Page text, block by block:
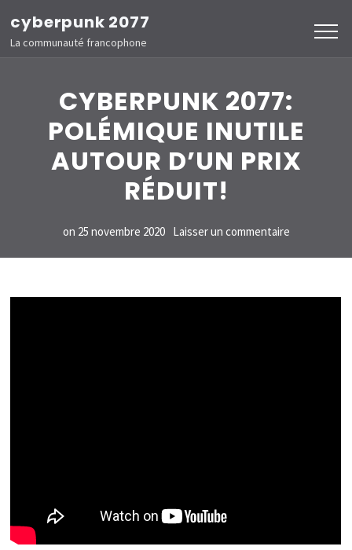
au
contenu
cyberpunk 2077
La communauté francophone
CYBERPUNK 2077:
POLÉMIQUE INUTILE
AUTOUR D’UN PRIX
RÉDUIT!
on 25 novembre 2020 Laisser un commentairesur
CYBERPUNK